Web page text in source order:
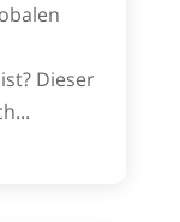
Dieser